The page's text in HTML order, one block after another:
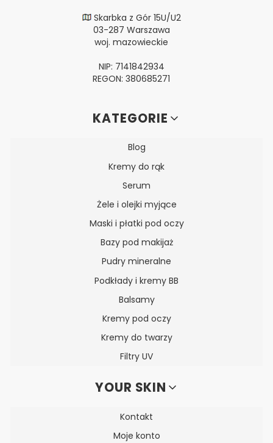
Skarbka z Gór 15U/U2
03-287 Warszawa
woj. mazowieckie
NIP: 7141842934
REGON: 380685271
Linki w stopceKATEGORIE
Blog
Kremy do rąk
Serum
Żele i olejki myjące
Maski i płatki pod oczy
Bazy pod makijaż
Pudry mineralne
Podkłady i kremy BB
Balsamy
Kremy pod oczy
Kremy do twarzy
Filtry UV
YOUR SKIN
Kontakt
Moje konto